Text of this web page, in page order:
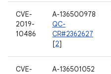
CVE-
2019-
10486
A-136500978
QC-
CR#2362627
[2]
CVE-
A-136501052